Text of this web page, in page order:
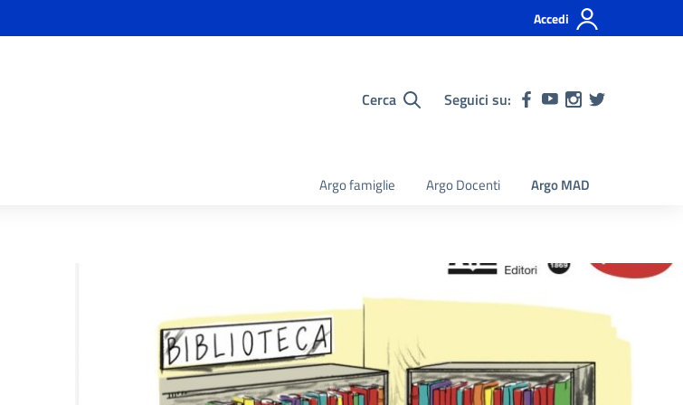
Accedi
Cerca Seguici su:
Argo famiglie Argo Docenti Argo MAD